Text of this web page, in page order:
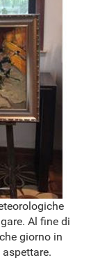
Al fine di
giorno in